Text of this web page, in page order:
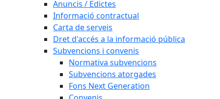
Anuncis / Edictes
Informació contractual
Carta de serveis
Dret d'accés a la informació pública
Subvencions i convenis
Normativa subvencions
Subvencions atorgades
Fons Next Generation